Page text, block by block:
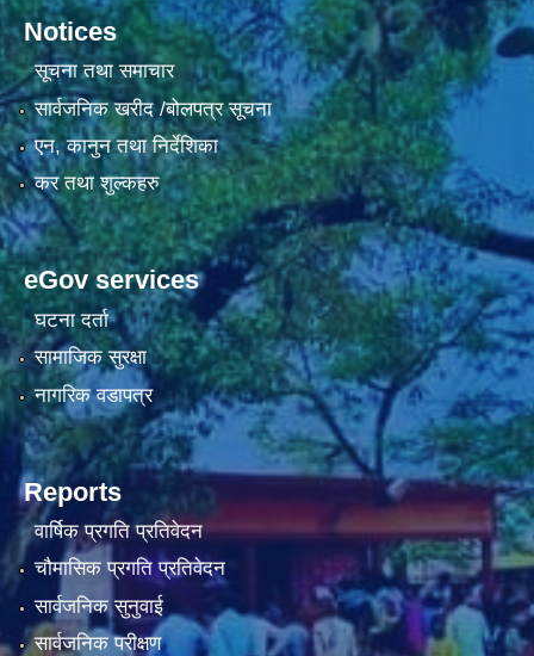
Notices
सूचना तथा समाचार
सार्वजनिक खरीद /बोलपत्र सूचना
एन, कानुन तथा निर्देशिका
कर तथा शुल्कहरु
eGov services
घटना दर्ता
सामाजिक सुरक्षा
नागरिक वडापत्र
Reports
वार्षिक प्रगति प्रतिवेदन
चौमासिक प्रगति प्रतिवेदन
सार्वजनिक सुनुवाई
सार्वजनिक परीक्षण